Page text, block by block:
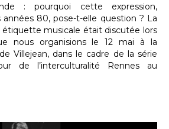
: pourquoi cette expression,
années 80, pose-t-elle question ? La
musicale était discutée lors
nous organisions le 12 mai à la
Villejean, dans le cadre de la série
de l’interculturalité Rennes au